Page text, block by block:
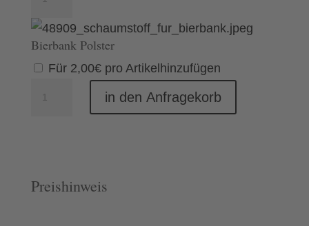
für
Biertischgarnitur
weiß
Bierbank Polster
Für 2,00€ pro Artikelhinzufügen
in den Anfragekorb
Preishinweis